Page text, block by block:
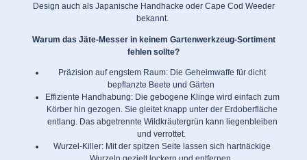
Design auch als Japanische Handhacke oder Cape Cod Weeder
bekannt.
Warum das Jäte-Messer in keinem Gartenwerkzeug-Sortiment
fehlen sollte?
Präzision auf engstem Raum: Die Geheimwaffe für dicht
bepflanzte Beete und Gärten
Effiziente Handhabung: Die gebogene Klinge wird einfach zum
Körber hin gezogen. Sie gleitet knapp unter der Erdoberfläche
entlang. Das abgetrennte Wildkräutergrün kann liegenbleiben
und verrottet.
Wurzel-Killer: Mit der spitzen Seite lassen sich hartnäckige